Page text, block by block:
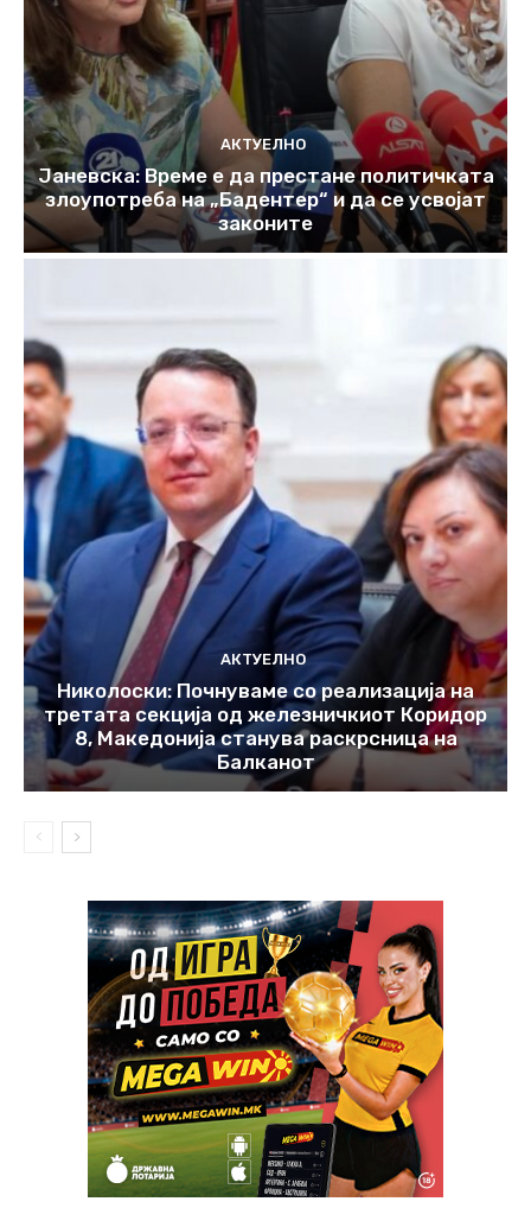
АКТУЕЛНО
Јаневска: Време е да престане политичката
злоупотреба на „Бадентер“ и да се усвојат
законите
АКТУЕЛНО
Николоски: Почнуваме со реализација на
третата секција од железничкиот Коридор
8, Македонија станува раскрсница на
Балканот